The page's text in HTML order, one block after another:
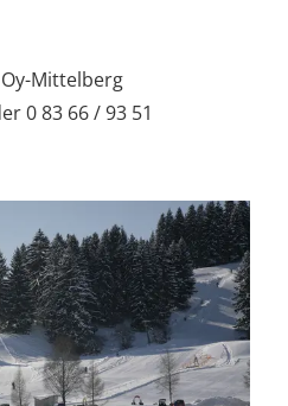
Mittelberg
0 83 66 / 93 51